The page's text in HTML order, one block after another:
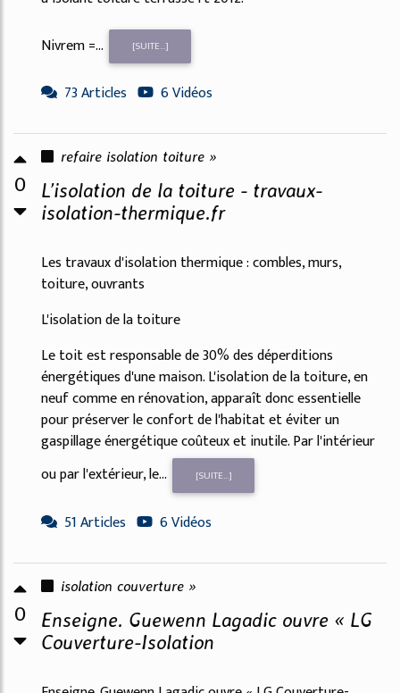
Nivrem =...
[SUITE...]
73 Articles 6 Vidéos
0
refaire isolation toiture »
L’isolation de la toiture - travaux-
isolation-thermique.fr
Les travaux d'isolation thermique : combles, murs,
toiture, ouvrants
L'isolation de la toiture
Le toit est responsable de 30% des déperditions
énergétiques d'une maison. L'isolation de la toiture, en
neuf comme en rénovation, apparaît donc essentielle
pour préserver le confort de l'habitat et éviter un
gaspillage énergétique coûteux et inutile. Par l'intérieur
ou par l'extérieur, le...
[SUITE...]
51 Articles 6 Vidéos
0
isolation couverture »
Enseigne. Guewenn Lagadic ouvre « LG
Couverture-Isolation